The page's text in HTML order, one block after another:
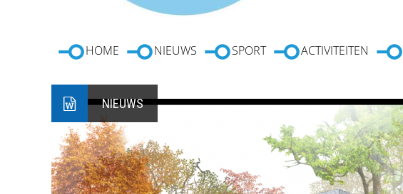
HOME NIEUWS SPORT ACTIVITEITEN
NIEUWS